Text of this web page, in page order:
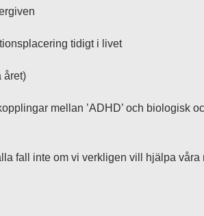
tidigt i livet
året)
mellan ’ADHD’ och biologisk
fall inte om vi verkligen vill hjälpa våra